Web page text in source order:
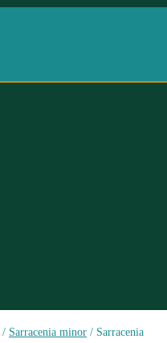
/ Sarracenia minor / Sarracenia